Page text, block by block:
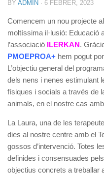
BY ADMIN · 6 FEBRER, 2023
Comencem un nou projecte
moltíssima il·lusió: Educació
l’associació ILERKAN.
PMOEPROA+ hem pogut
L’objectiu general del
dels nens i nenes estimulant
físiques i socials a través de
animals, en el nostre cas
La Laura, una de les
dies al nostre centre amb el
gossos d’intervenció. Totes
definides i consensuades
objectius concrets a treballar